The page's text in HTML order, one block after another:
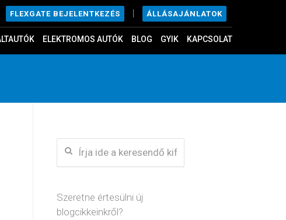
FLEXGATE BEJELENTKEZÉS | ÁLLÁSAJÁNLATOK
ELEKTROMOS AUTÓK BLOG GYIK KAPCSOLAT
Szeretne értesülni új
blogcikkeinkről?